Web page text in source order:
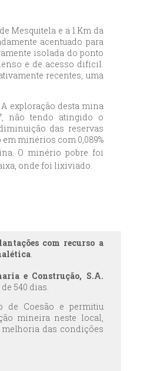
Mesquitela e a 1 Km da
acentuado para
isolada do ponto
e de acesso difícil.
recentes, uma
exploração desta mina
não tendo atingido o
das reservas
minérios com 0,089%
O minério pobre foi
onde foi lixiviado.
com recurso a
.
e Construção, S.A.
540 dias.
de Coesão e permitiu
mineira neste local,
melhoria das condições